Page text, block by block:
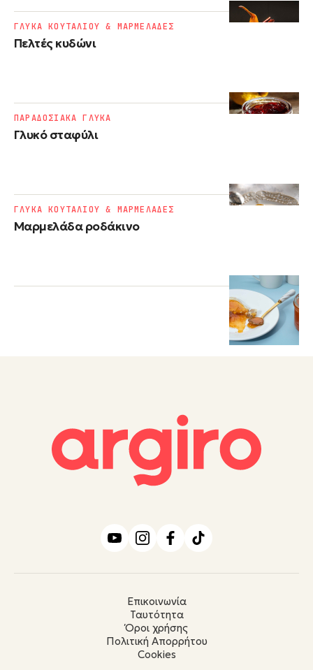
Πελτές κυδώνι
ΓΛΥΚΑ ΚΟΥΤΑΛΙΟΥ & ΜΑΡΜΕΛΑΔΕΣ
Γλυκό σταφύλι
ΠΑΡΑΔΟΣΙΑΚΑ ΓΛΥΚΑ
Μαρμελάδα ροδάκινο
ΓΛΥΚΑ ΚΟΥΤΑΛΙΟΥ & ΜΑΡΜΕΛΑΔΕΣ
Επικοινωνία
Ταυτότητα
Όροι χρήσης
Πολιτική Απορρήτου
Cookies